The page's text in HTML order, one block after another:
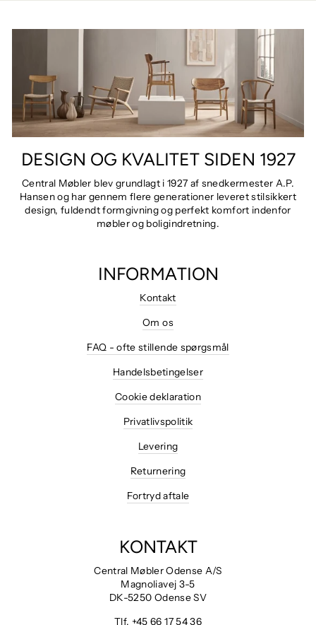
DESIGN OG KVALITET SIDEN 1927
Central Møbler blev grundlagt i 1927 af snedkermester A.P.
Hansen og har gennem flere generationer leveret stilsikkert
design, fuldendt formgivning og perfekt komfort indenfor
møbler og boligindretning.
INFORMATION
Kontakt
Om os
FAQ - ofte stillende spørgsmål
Handelsbetingelser
Cookie deklaration
Privatlivspolitik
Levering
Returnering
Fortryd aftale
KONTAKT
Central Møbler Odense A/S
Magnoliavej 3-5
DK-5250 Odense SV
Tlf. +45 66 17 54 36